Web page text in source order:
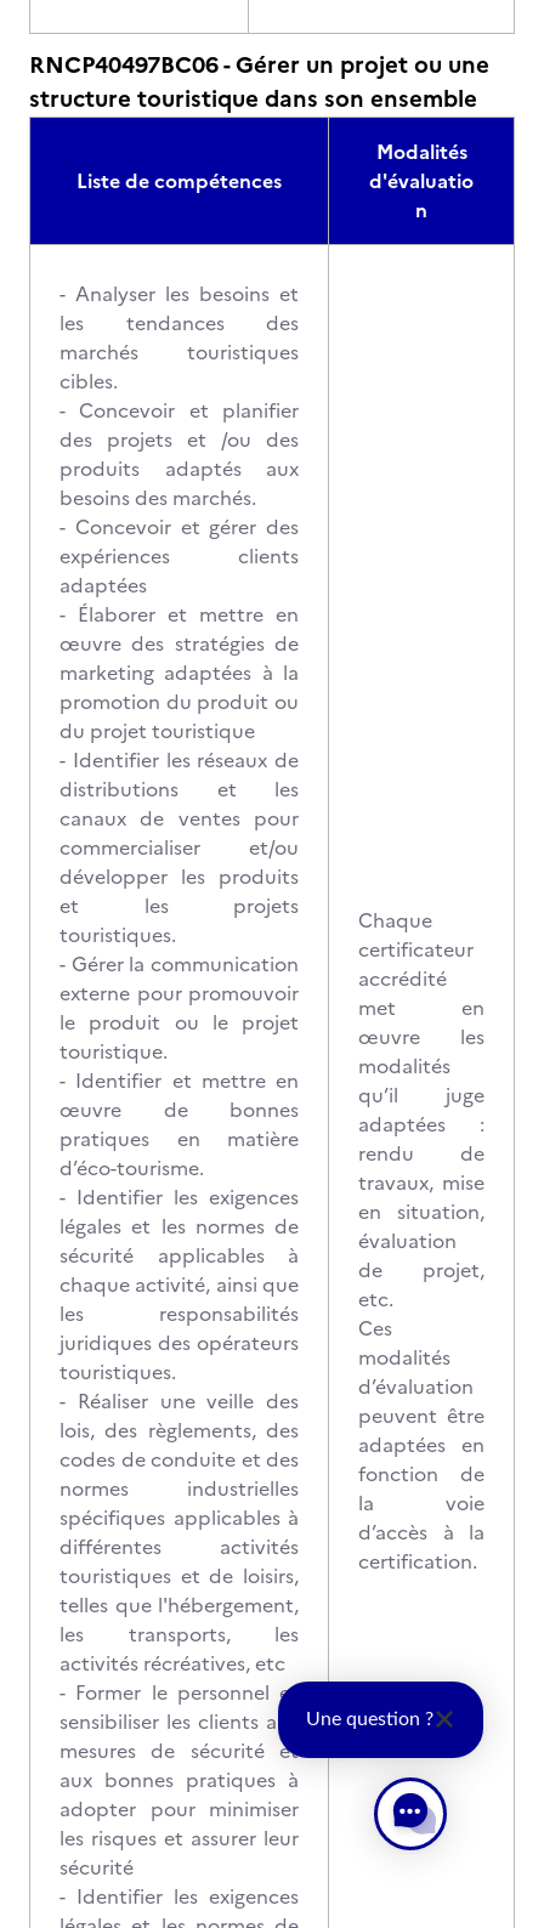
RNCP40497BC06 - Gérer un projet ou une
structure touristique dans son ensemble
Liste de compétences
Modalités
d'évaluatio
n
- Analyser les besoins et
les tendances des
marchés touristiques
cibles.
- Concevoir et planifier
des projets et /ou des
produits adaptés aux
besoins des marchés.
- Concevoir et gérer des
expériences clients
adaptées
- Élaborer et mettre en
œuvre des stratégies de
marketing adaptées à la
promotion du produit ou
du projet touristique
- Identifier les réseaux de
distributions et les
canaux de ventes pour
commercialiser et/ou
développer les produits
et les projets
touristiques.
- Gérer la communication
externe pour promouvoir
le produit ou le projet
touristique.
- Identifier et mettre en
œuvre de bonnes
pratiques en matière
d’éco-tourisme.
- Identifier les exigences
légales et les normes de
sécurité applicables à
chaque activité, ainsi que
les responsabilités
juridiques des opérateurs
touristiques.
- Réaliser une veille des
lois, des règlements, des
codes de conduite et des
normes industrielles
spécifiques applicables à
différentes activités
touristiques et de loisirs,
telles que l'hébergement,
les transports, les
activités récréatives, etc
- Former le personnel et
sensibiliser les clients aux
mesures de sécurité et
aux bonnes pratiques à
adopter pour minimiser
les risques et assurer leur
sécurité
- Identifier les exigences
Chaque
certificateur
accrédité
met en
œuvre les
modalités
qu’il juge
adaptées :
rendu de
travaux, mise
en situation,
évaluation
de projet,
etc.
Ces
modalités
d’évaluation
peuvent être
adaptées en
fonction de
la voie
d’accès à la
certification.
Une question ?